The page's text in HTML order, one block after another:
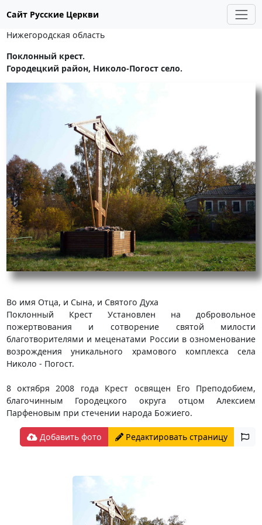
Сайт Русские Церкви
Нижегородская область
Поклонный крест.
Городецкий район, Николо-Погост село.
Во имя Отца, и Сына, и Святого Духа
Поклонный Крест Установлен на добровольное
пожертвования и сотворение святой милости
благотворителями и меценатами России в озноменование
возрождения уникального храмового комплекса села
Николо - Погост.
8 октября 2008 года Крест освящен Его Преподобием,
благочинным Городецкого округа отцом Алексием
Парфеновым при стечении народа Божиего.
Добавить фото Редактировать страницу